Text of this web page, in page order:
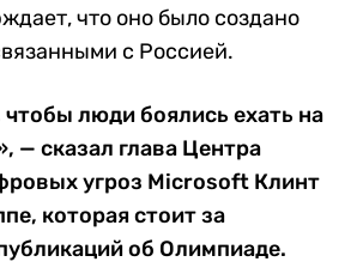
что оно было создано
с Россией.
люди боялись ехать на
— сказал глава Центра
угроз Microsoft Клинт
которая стоит за
об Олимпиаде.